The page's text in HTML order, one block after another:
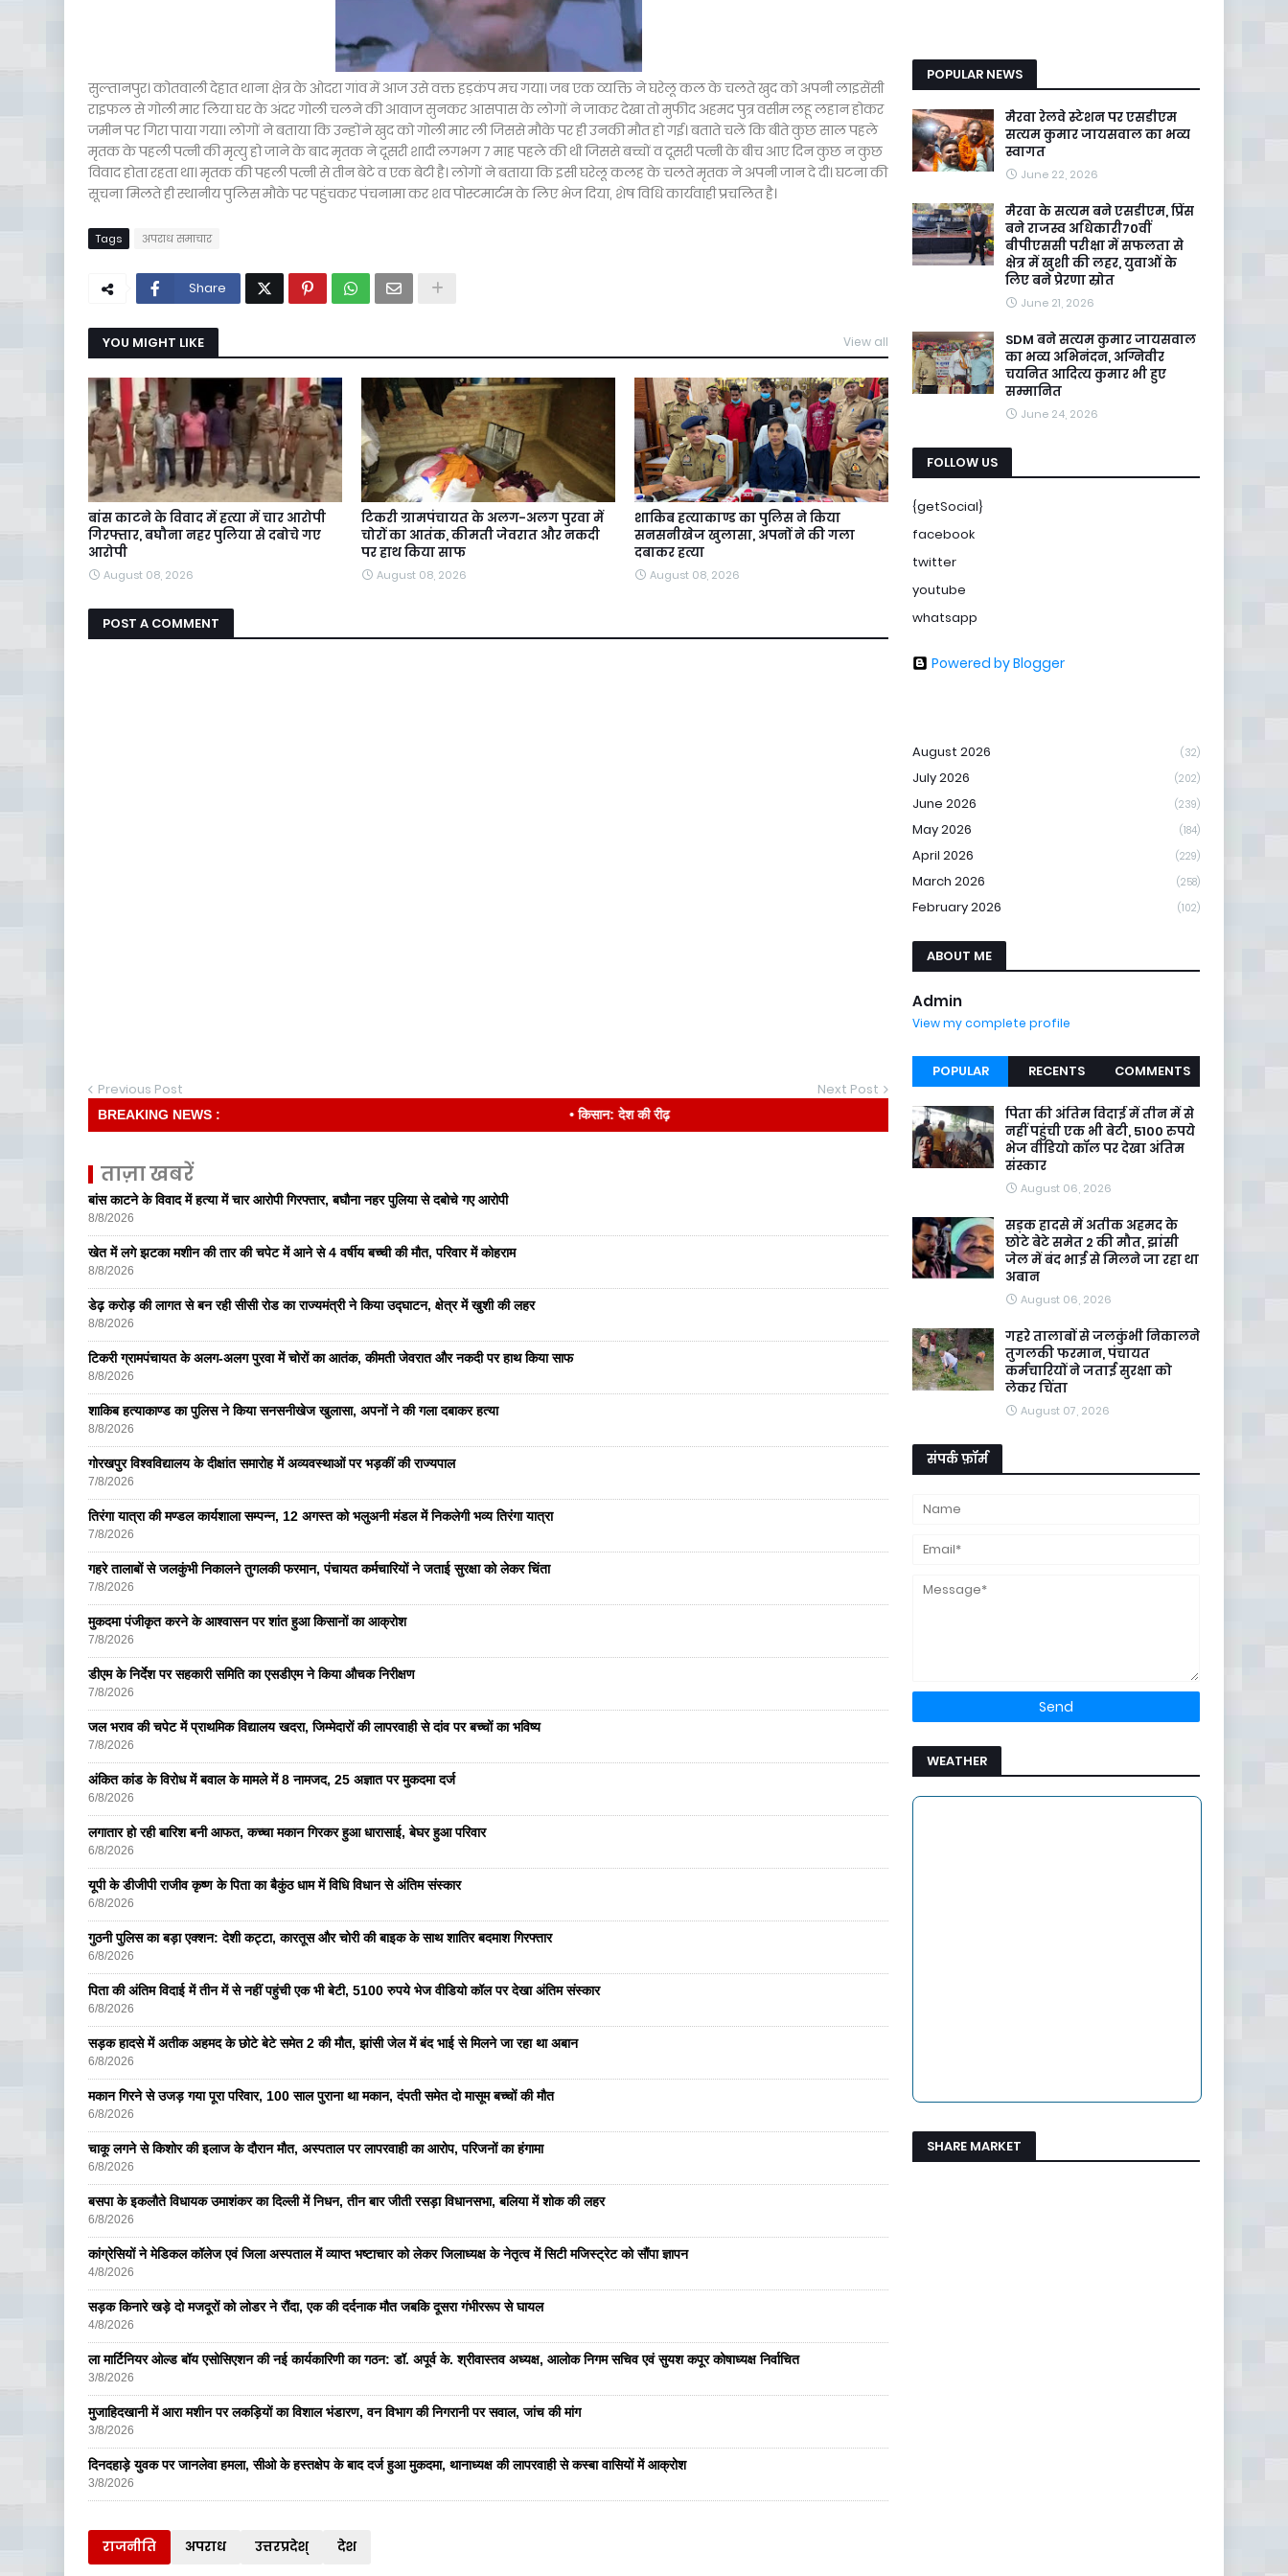
सुल्तानपुर। कोतवाली देहात थाना क्षेत्र के ओदरा गांव में आज उसे वक्त हड़कंप मच गया। जब एक व्यक्ति ने घरेलू कल के चलते खुद को अपनी लाइसेंसी
राइफल से गोली मार लिया घर के अंदर गोली चलने की आवाज सुनकर आसपास के लोगों ने जाकर देखा तो मुफीद अहमद पुत्र वसीम लहू लहान होकर
जमीन पर गिरा पाया गया। लोगों ने बताया कि उन्होंने खुद को गोली मार ली जिससे मौके पर ही उनकी मौत हो गई। बताते चलें कि बीते कुछ साल पहले
मृतक के पहली पत्नी की मृत्यु हो जाने के बाद मृतक ने दूसरी शादी लगभग 7 माह पहले की थी जिससे बच्चों व दूसरी पत्नी के बीच आए दिन कुछ न कुछ
विवाद होता रहता था। मृतक की पहली पत्नी से तीन बेटे व एक बेटी है। लोगों ने बताया कि इसी घरेलू कलह के चलते मृतक ने अपनी जान दे दी। घटना की
सूचना मिलते ही स्थानीय पुलिस मौके पर पहुंचकर पंचनामा कर शव पोस्टमार्टम के लिए भेज दिया, शेष विधि कार्यवाही प्रचलित है।
Tags अपराध समाचार
Share
YOU MIGHT LIKE View all
बांस काटने के विवाद में हत्या में चार आरोपी
गिरफ्तार, बघौना नहर पुलिया से दबोचे गए
आरोपी
August 08, 2026
टिकरी ग्रामपंचायत के अलग-अलग पुरवा में
चोरों का आतंक, कीमती जेवरात और नकदी
पर हाथ किया साफ
August 08, 2026
शाकिब हत्याकाण्ड का पुलिस ने किया
सनसनीखेज खुलासा, अपनों ने की गला
दबाकर हत्या
August 08, 2026
POST A COMMENT
Previous Post Next Post
BREAKING NEWS : • किसान: देश की रीढ़
ताज़ा खबरें
बांस काटने के विवाद में हत्या में चार आरोपी गिरफ्तार, बघौना नहर पुलिया से दबोचे गए आरोपी
8/8/2026
खेत में लगे झटका मशीन की तार की चपेट में आने से 4 वर्षीय बच्ची की मौत, परिवार में कोहराम
8/8/2026
डेढ़ करोड़ की लागत से बन रही सीसी रोड का राज्यमंत्री ने किया उद्घाटन, क्षेत्र में खुशी की लहर
8/8/2026
टिकरी ग्रामपंचायत के अलग-अलग पुरवा में चोरों का आतंक, कीमती जेवरात और नकदी पर हाथ किया साफ
8/8/2026
शाकिब हत्याकाण्ड का पुलिस ने किया सनसनीखेज खुलासा, अपनों ने की गला दबाकर हत्या
8/8/2026
गोरखपुर विश्वविद्यालय के दीक्षांत समारोह में अव्यवस्थाओं पर भड़कीं की राज्यपाल
7/8/2026
तिरंगा यात्रा की मण्डल कार्यशाला सम्पन्न, 12 अगस्त को भलुअनी मंडल में निकलेगी भव्य तिरंगा यात्रा
7/8/2026
गहरे तालाबों से जलकुंभी निकालने तुगलकी फरमान, पंचायत कर्मचारियों ने जताई सुरक्षा को लेकर चिंता
7/8/2026
मुकदमा पंजीकृत करने के आश्वासन पर शांत हुआ किसानों का आक्रोश
7/8/2026
डीएम के निर्देश पर सहकारी समिति का एसडीएम ने किया औचक निरीक्षण
7/8/2026
जल भराव की चपेट में प्राथमिक विद्यालय खदरा, जिम्मेदारों की लापरवाही से दांव पर बच्चों का भविष्य
7/8/2026
अंकित कांड के विरोध में बवाल के मामले में 8 नामजद, 25 अज्ञात पर मुकदमा दर्ज
6/8/2026
लगातार हो रही बारिश बनी आफत, कच्चा मकान गिरकर हुआ धारासाई, बेघर हुआ परिवार
6/8/2026
यूपी के डीजीपी राजीव कृष्ण के पिता का बैकुंठ धाम में विधि विधान से अंतिम संस्कार
6/8/2026
गुठनी पुलिस का बड़ा एक्शन: देशी कट्टा, कारतूस और चोरी की बाइक के साथ शातिर बदमाश गिरफ्तार
6/8/2026
पिता की अंतिम विदाई में तीन में से नहीं पहुंची एक भी बेटी, 5100 रुपये भेज वीडियो कॉल पर देखा अंतिम संस्कार
6/8/2026
सड़क हादसे में अतीक अहमद के छोटे बेटे समेत 2 की मौत, झांसी जेल में बंद भाई से मिलने जा रहा था अबान
6/8/2026
मकान गिरने से उजड़ गया पूरा परिवार, 100 साल पुराना था मकान, दंपती समेत दो मासूम बच्चों की मौत
6/8/2026
चाकू लगने से किशोर की इलाज के दौरान मौत, अस्पताल पर लापरवाही का आरोप, परिजनों का हंगामा
6/8/2026
बसपा के इकलाैते विधायक उमाशंकर का दिल्ली में निधन, तीन बार जीती रसड़ा विधानसभा, बलिया में शोक की लहर
6/8/2026
कांग्रेसियों ने मेडिकल कॉलेज एवं जिला अस्पताल में व्याप्त भष्टाचार को लेकर जिलाध्यक्ष के नेतृत्व में सिटी मजिस्ट्रेट को सौंपा ज्ञापन
4/8/2026
सड़क किनारे खड़े दो मजदूरों को लोडर ने रौंदा, एक की दर्दनाक मौत जबकि दूसरा गंभीररूप से घायल
4/8/2026
ला मार्टिनियर ओल्ड बॉय एसोसिएशन की नई कार्यकारिणी का गठन: डॉ. अपूर्व के. श्रीवास्तव अध्यक्ष, आलोक निगम सचिव एवं सुयश कपूर कोषाध्यक्ष निर्वाचित
3/8/2026
मुजाहिदखानी में आरा मशीन पर लकड़ियों का विशाल भंडारण, वन विभाग की निगरानी पर सवाल, जांच की मांग
3/8/2026
दिनदहाड़े युवक पर जानलेवा हमला, सीओ के हस्तक्षेप के बाद दर्ज हुआ मुकदमा, थानाध्यक्ष की लापरवाही से कस्बा वासियों में आक्रोश
3/8/2026
राजनीति अपराध उत्तरप्रदेश् देश
POPULAR NEWS
मैरवा रेलवे स्टेशन पर एसडीएम
सत्यम कुमार जायसवाल का भव्य
स्वागत
June 22, 2026
मैरवा के सत्यम बने एसडीएम, प्रिंस
बने राजस्व अधिकारी70वीं
बीपीएससी परीक्षा में सफलता से
क्षेत्र में खुशी की लहर, युवाओं के
लिए बने प्रेरणा स्रोत
June 21, 2026
SDM बने सत्यम कुमार जायसवाल
का भव्य अभिनंदन, अग्निवीर
चयनित आदित्य कुमार भी हुए
सम्मानित
June 24, 2026
FOLLOW US
{getSocial}
facebook
twitter
youtube
whatsapp
Powered by Blogger
August 2026 (32)
July 2026 (202)
June 2026 (239)
May 2026 (184)
April 2026 (229)
March 2026 (258)
February 2026 (102)
ABOUT ME
Admin
View my complete profile
POPULAR RECENTS COMMENTS
पिता की अंतिम विदाई में तीन में से
नहीं पहुंची एक भी बेटी, 5100 रुपये
भेज वीडियो कॉल पर देखा अंतिम
संस्कार
August 06, 2026
सड़क हादसे में अतीक अहमद के
छोटे बेटे समेत 2 की मौत, झांसी
जेल में बंद भाई से मिलने जा रहा था
अबान
August 06, 2026
गहरे तालाबों से जलकुंभी निकालने
तुगलकी फरमान, पंचायत
कर्मचारियों ने जताई सुरक्षा को
लेकर चिंता
August 07, 2026
संपर्क फ़ॉर्म
WEATHER
SHARE MARKET